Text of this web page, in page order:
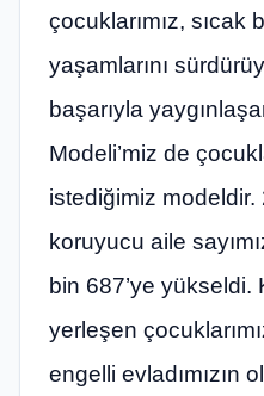
çocuklarımız, sıcak
yaşamlarını
başarıyla
Modeli’miz de
istediğimiz modeldir.
koruyucu aile
bin 687’ye yükseldi.
yerleşen
engelli evladımızın